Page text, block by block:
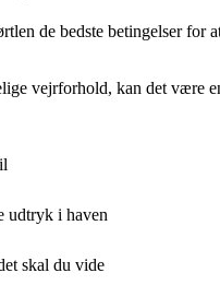
de bedste betingelser
vejrforhold, kan det være
udtryk i haven
skal du vide